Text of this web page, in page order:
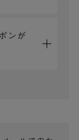
ンが